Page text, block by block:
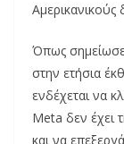
Αμερικανικούς
Όπως
στην ετήσια
ενδέχεται να
Meta δεν έχει
και να